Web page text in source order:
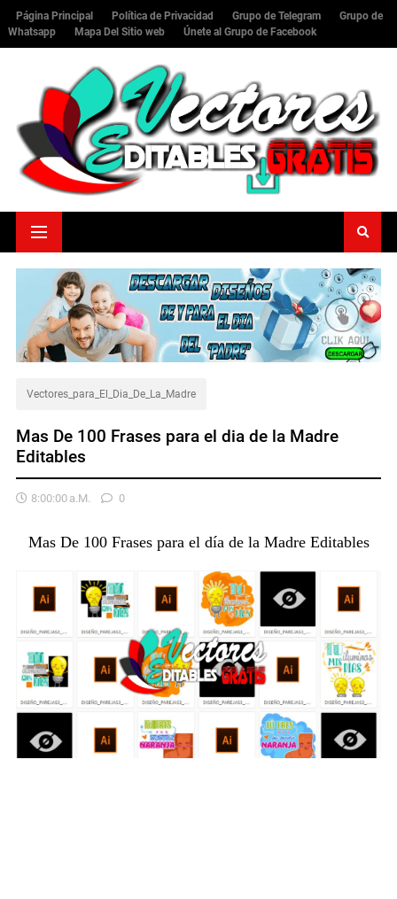
Página Principal Política de Privacidad Grupo de Telegram
Grupo de
Whatsapp
Mapa Del Sitio web Únete al Grupo de Facebook
Vectores_para_El_Dia_De_La_Madre
Mas De 100 Frases para el dia de la Madre
Editables
8:00:00 A.m. 0
Mas De 100 Frases para el día de la Madre Editables